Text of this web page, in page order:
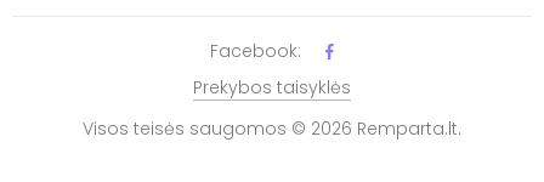
Visos teisės saugomos © 2026 Remparta.lt.
Prekybos taisyklės
Facebook: